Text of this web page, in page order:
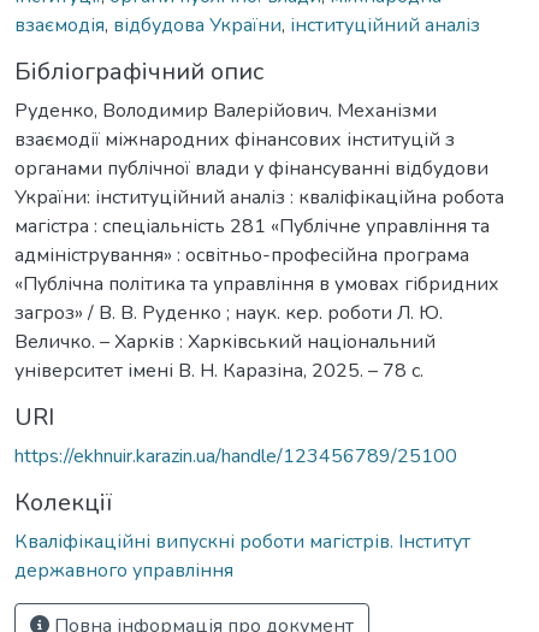
взаємодія, відбудова України, інституційний аналіз
Бібліографічний опис
Руденко, Володимир Валерійович. Механізми
взаємодії міжнародних фінансових інституцій з
органами публічної влади у фінансуванні відбудови
України: інституційний аналіз : кваліфікаційна робота
магістра : спеціальність 281 «Публічне управління та
адміністрування» : освітньо-професійна програма
«Публічна політика та управління в умовах гібридних
загроз» / В. В. Руденко ; наук. кер. роботи Л. Ю.
Величко. – Харків : Харківський національний
університет імені В. Н. Каразіна, 2025. – 78 с.
URI
https://ekhnuir.karazin.ua/handle/123456789/25100
Колекції
Кваліфікаційні випускні роботи магістрів. Інститут
державного управління
Повна інформація про документ